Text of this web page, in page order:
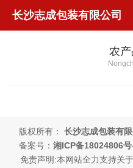
长沙志成包装有限公司
农
版权所有：长沙志成包装有限
备案号：湘ICP备18024806
免责声明:本网站全力支持关